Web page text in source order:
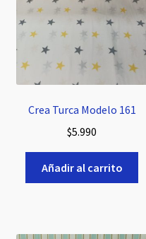
Crea Turca Modelo 161
$5.990
Añadir al carrito